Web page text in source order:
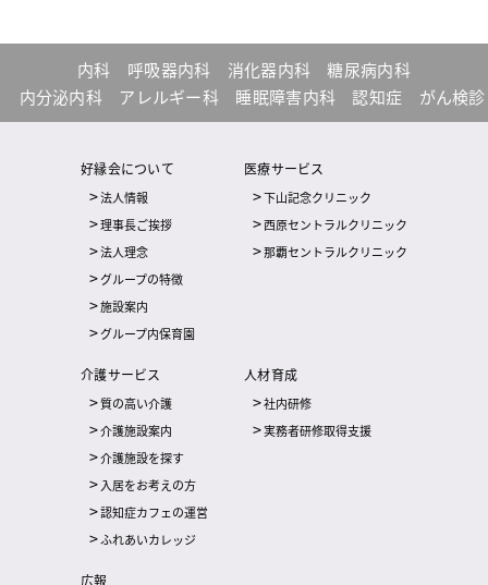
内科 呼吸器内科 消化器内科
糖尿病内科
内分泌内科
アレルギー科 睡眠障害内科認知症 がん検診
好縁会について
法人情報
理事長ご挨拶
法人理念
グループの特徴
施設案内
グループ内保育園
医療サービス
下山記念クリニック
西原セントラルクリニック
那覇セントラルクリニック
介護サービス
質の高い介護
介護施設案内
介護施設を探す
入居をお考えの方
認知症カフェの運営
ふれあいカレッジ
人材育成
社内研修
実務者研修取得支援
広報